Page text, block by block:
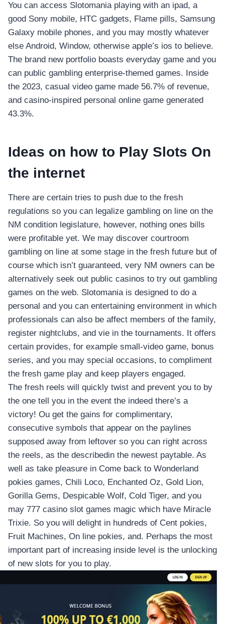
You can access Slotomania playing with an ipad, a
good Sony mobile, HTC gadgets, Flame pills, Samsung
Galaxy mobile phones, and you may mostly whatever
else Android, Window, otherwise apple’s ios to believe.
The brand new portfolio boasts everyday game and you
can public gambling enterprise-themed games. Inside
the 2023, casual video game made 56.7% of revenue,
and casino-inspired personal online game generated
43.3%.
Ideas on how to Play Slots On
the internet
There are certain tries to push due to the fresh
regulations so you can legalize gambling on line on the
NM condition legislature, however, nothing ones bills
were profitable yet. We may discover courtroom
gambling on line at some stage in the fresh future but of
course which isn’t guaranteed, very NM owners can be
alternatively seek out public casinos to try out gambling
games on the web. Slotomania is designed to do a
personal and you can entertaining environment in which
professionals can also be affect members of the family,
register nightclubs, and vie in the tournaments. It offers
certain provides, for example small-video game, bonus
series, and you may special occasions, to compliment
the fresh game play and keep players engaged.
The fresh reels will quickly twist and prevent you to by
the one tell you in the event the indeed there’s a
victory! Ou get the gains for complimentary,
consecutive symbols that appear on the paylines
supposed away from leftover so you can right across
the reels, as the describedin the newest paytable. As
well as take pleasure in Come back to Wonderland
pokies games, Chili Loco, Enchanted Oz, Gold Lion,
Gorilla Gems, Despicable Wolf, Cold Tiger, and you
may 777 casino slot games magic which have Miracle
Trixie. So you will delight in hundreds of Cent pokies,
Fruit Machines, On line pokies, and. Perhaps the most
important part of increasing inside level is the unlocking
of new slots for you to play.